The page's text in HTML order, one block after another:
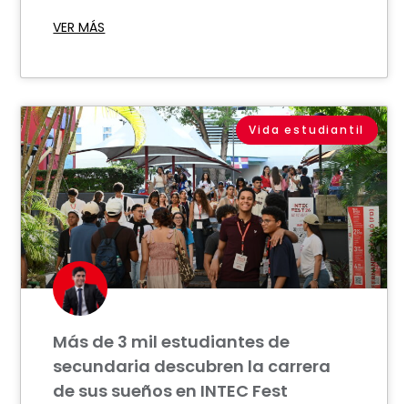
VER MÁS
Vida estudiantil
Más de 3 mil estudiantes de
secundaria descubren la carrera
de sus sueños en INTEC Fest